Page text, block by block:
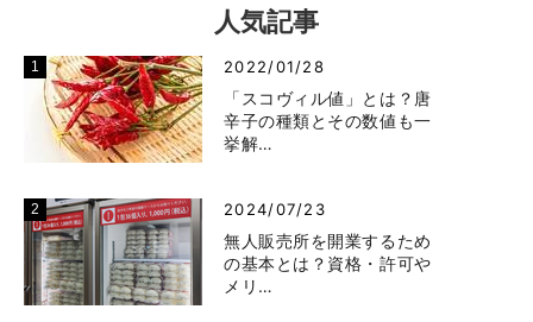
人気記事
2022/01/28
「スコヴィル値」とは？唐
辛子の種類とその数値も一
挙解…
2024/07/23
無人販売所を開業するため
の基本とは？資格・許可や
メリ…